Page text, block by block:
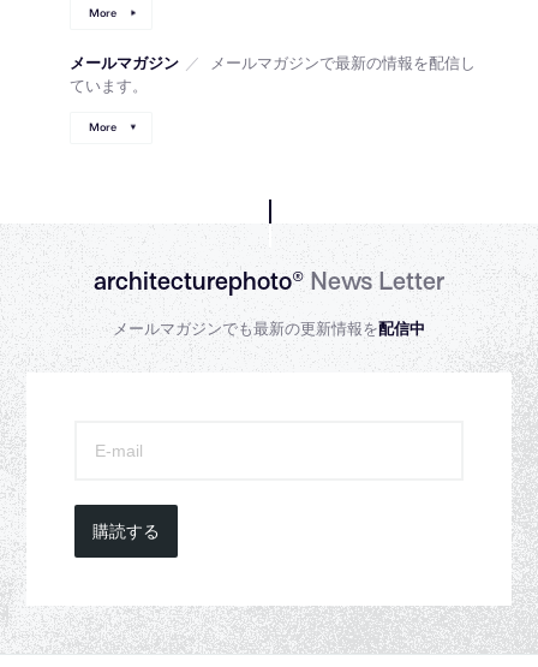
More
メールマガジン ／
メールマガジンで最新の情報を配信し
ています。
More
architecturephoto®News Letter
メールマガジンでも最新の更新情報を配信中
購読する